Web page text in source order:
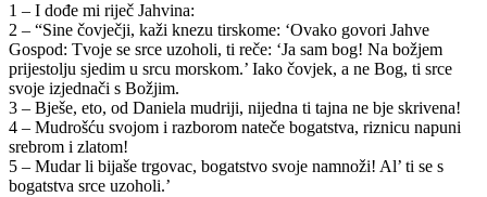
1 – I dođe mi riječ Jahvina:
2 – “Sine čovječji, kaži knezu tirskome: ‘Ovako govori Jahve
Gospod: Tvoje se srce uzoholi, ti reče: ‘Ja sam bog! Na božjem
prijestolju sjedim u srcu morskom.’ Iako čovjek, a ne Bog, ti srce
svoje izjednači s Božjim.
3 – Bješe, eto, od Daniela mudriji, nijedna ti tajna ne bje skrivena!
4 – Mudrošću svojom i razborom nateče bogatstva, riznicu napuni
srebrom i zlatom!
5 – Mudar li bijaše trgovac, bogatstvo svoje namnoži! Al’ ti se s
bogatstva srce uzoholi.’